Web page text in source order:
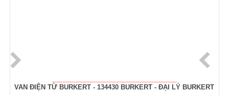
VAN ĐIỆN TỪ BURKERT - TYPE 6027- 20024760 BURKERT - ĐẠI